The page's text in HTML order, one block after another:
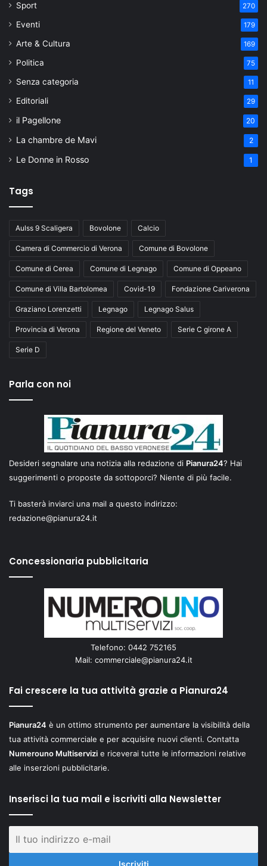
Sport 270
Eventi 179
Arte & Cultura 169
Politica 75
Senza categoria 11
Editoriali 29
il Pagellone 20
La chambre de Mavi 2
Le Donne in Rosso 1
Tags
Aulss 9 Scaligera Bovolone Calcio
Camera di Commercio di Verona Comune di Bovolone
Comune di Cerea Comune di Legnago Comune di Oppeano
Comune di Villa Bartolomea Covid-19 Fondazione Cariverona
Graziano Lorenzetti Legnago Legnago Salus
Provincia di Verona Regione del Veneto Serie C girone A
Serie D
Parla con noi
Desideri segnalare una notizia alla redazione di Pianura24? Hai
suggerimenti o proposte da sottoporci? Niente di più facile.
Ti basterà inviarci una mail a questo indirizzo:
redazione@pianura24.it
Concessionaria pubblicitaria
Telefono: 0442 752165
Mail: commerciale@pianura24.it
Fai crescere la tua attività grazie a Pianura24
Pianura24 è un ottimo strumento per aumentare la visibilità della
tua attività commerciale e per acquisire nuovi clienti. Contatta
Numerouno Multiservizi e riceverai tutte le informazioni relative
alle inserzioni pubblicitarie.
Inserisci la tua mail e iscriviti alla Newsletter